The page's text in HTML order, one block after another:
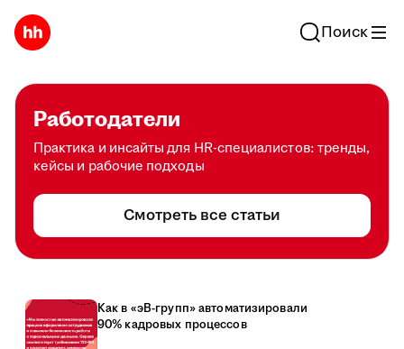
Поиск
Работодатели
Практика и инсайты для HR-специалистов: тренды,
кейсы и рабочие подходы
Смотреть все статьи
Как в «эВ-групп» автоматизировали
90% кадровых процессов